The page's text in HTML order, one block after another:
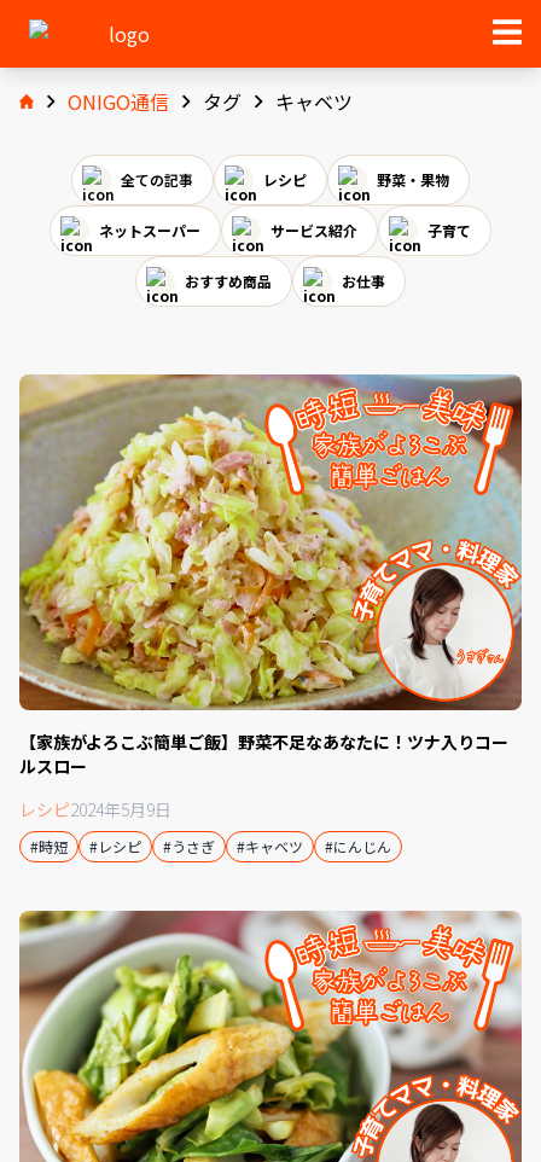
ONIGO通信 タグ キャベツ
全ての記事 レシピ 野菜・果物
ネットスーパー サービス紹介 子育て
おすすめ商品 お仕事
【家族がよろこぶ簡単ご飯】野菜不足なあなたに！ツナ入りコー
ルスロー
レシピ2024年5月9日
#時短 #レシピ #うさぎ #キャベツ #にんじん